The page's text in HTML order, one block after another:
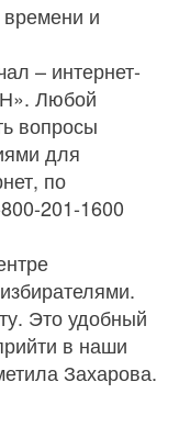
и
– интернет-
Любой
вопросы
для
по
201-1600
Это удобный
в наши
Захарова.